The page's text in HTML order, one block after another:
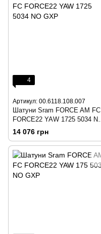
4
Артикул: 00.6118.108.007
Шатуни Sram FORCE AM FC
FORCE22 YAW 1725 5034 NO
GXP
14 076 грн